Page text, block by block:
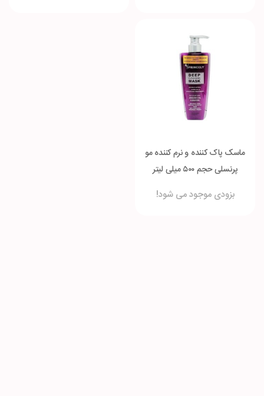
ماسک پاک کننده و نرم کننده مو
پرنسلی حجم ۵۰۰ میلی لیتر
بزودی موجود می شود!